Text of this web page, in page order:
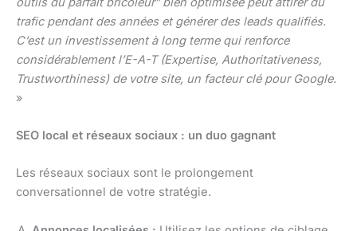
trafic pendant des années et générer des leads qualifiés.
C’est un investissement à long terme qui renforce
considérablement l’E-A-T (Expertise, Authoritativeness,
Trustworthiness) de votre site, un facteur clé pour Google.
»
SEO local et réseaux sociaux : un duo gagnant
Les réseaux sociaux sont le prolongement
conversationnel de votre stratégie.